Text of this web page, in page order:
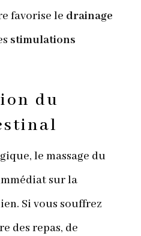
favorise le drainage
stimulations
du
le massage du
sur la
Si vous souffrez
des repas, de